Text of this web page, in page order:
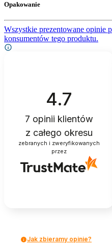
Opakowanie
Wszystkie prezentowane opinie
konsumentów tego produktu.
4.7
7 opinii klientów
z całego okresu
zebranych i zweryfikowanych
przez
Jak zbieramy opinie?